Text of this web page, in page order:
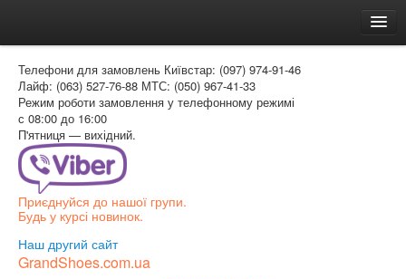
Доставка и оплата
Как заказать
Контакти
Таблиця розмірів
Вхід для покупця
Телефони для замовлень Київстар: (097) 974-91-46
Лайф: (063) 527-76-88 МТС: (050) 967-41-33
Режим роботи замовлення у телефонному режимі
с 08:00 до 16:00
П'ятниця — вихідний.
Приєднуйся до нашої групи.
Будь у курсі новинок.
Наш другий сайт
GrandShoes.com.ua